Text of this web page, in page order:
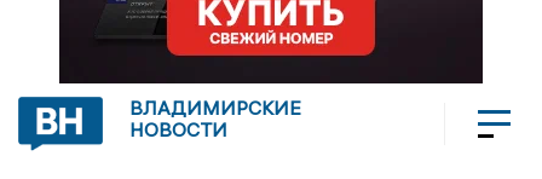
ВЛАДИМИРСКИЕ
НОВОСТИ